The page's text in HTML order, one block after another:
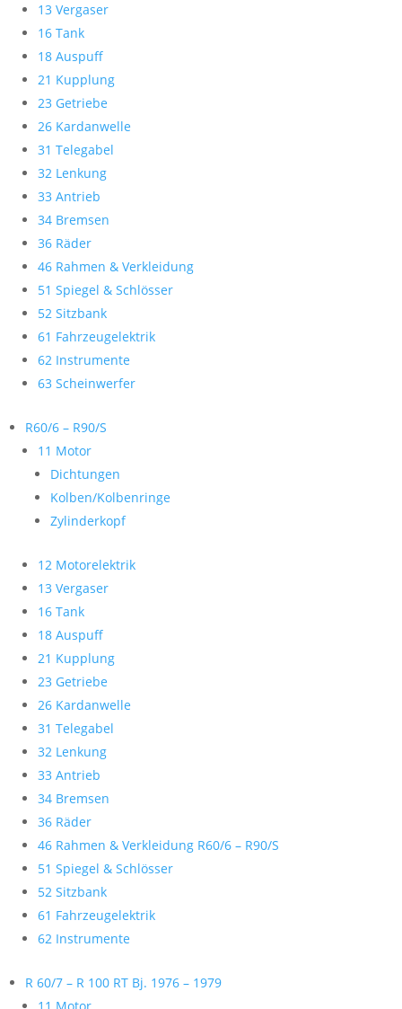
13 Vergaser
16 Tank
18 Auspuff
21 Kupplung
23 Getriebe
26 Kardanwelle
31 Telegabel
32 Lenkung
33 Antrieb
34 Bremsen
36 Räder
46 Rahmen & Verkleidung
51 Spiegel & Schlösser
52 Sitzbank
61 Fahrzeugelektrik
62 Instrumente
63 Scheinwerfer
R60/6 – R90/S
11 Motor
Dichtungen
Kolben/Kolbenringe
Zylinderkopf
12 Motorelektrik
13 Vergaser
16 Tank
18 Auspuff
21 Kupplung
23 Getriebe
26 Kardanwelle
31 Telegabel
32 Lenkung
33 Antrieb
34 Bremsen
36 Räder
46 Rahmen & Verkleidung R60/6 – R90/S
51 Spiegel & Schlösser
52 Sitzbank
61 Fahrzeugelektrik
62 Instrumente
R 60/7 – R 100 RT Bj. 1976 – 1979